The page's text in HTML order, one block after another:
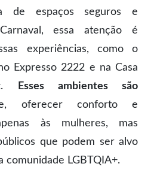
de espaços seguros e
essa atenção é
experiências, como o
Expresso 2222 e na Casa
Esses ambientes são
oferecer conforto e
às mulheres, mas
que podem ser alvo
comunidade LGBTQIA+.